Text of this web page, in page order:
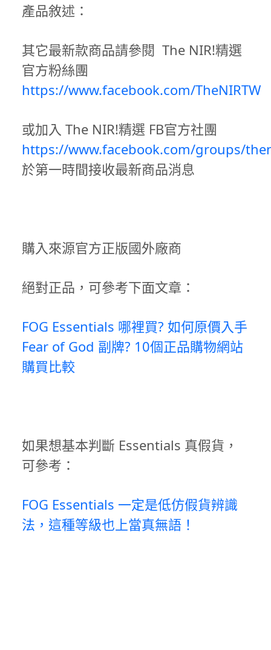
產品敘述：
其它最新款商品請參閱 The NIR!精選
官方粉絲團
https://www.facebook.com/TheNIRTW
或加入 The NIR!精選 FB官方社團
https://www.facebook.com/groups/
於第一時間接收最新商品消息
購入來源官方正版國外廠商
絕對正品，可參考下面文章：
FOG Essentials 哪裡買? 如何原價入手
Fear of God 副牌? 10個正品購物網站
購買比較
如果想基本判斷 Essentials 真假貨，
可參考：
FOG Essentials 一定是低仿假貨辨識
法，這種等級也上當真無語！